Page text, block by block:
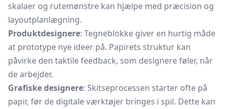
skalaer og rutemønstre kan hjælpe med præcision og
layoutplanlægning.
Produktdesignere: Tegneblokke giver en hurtig måde
at prototype nye ideer på. Papirets struktur kan
påvirke den taktile feedback, som designere føler, når
de arbejder.
Grafiske designere: Skitseprocessen starter ofte på
papir, før de digitale værktøjer bringes i spil. Dette kan